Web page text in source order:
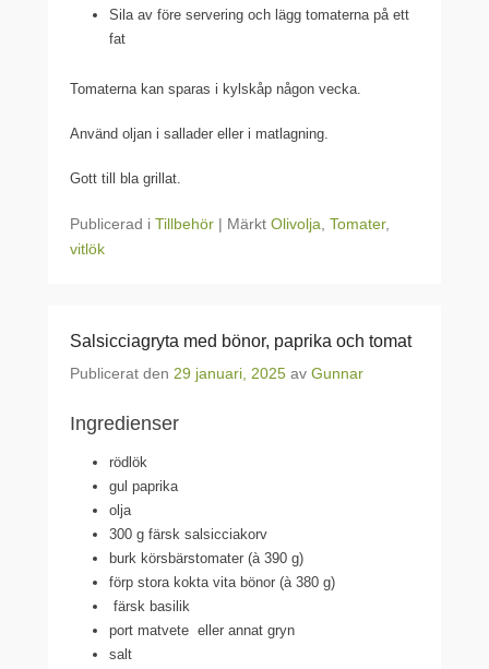
Sila av före servering och lägg tomaterna på ett
fat
Tomaterna kan sparas i kylskåp någon vecka.
Använd oljan i sallader eller i matlagning.
Gott till bla grillat.
Publicerad i Tillbehör | Märkt Olivolja Tomater,
vitlök
Salsicciagryta med bönor, paprika och tomat
Publicerat den 29 januari, 2025 av Gunnar
Ingredienser
rödlök
gul paprika
olja
300 g färsk salsicciakorv
burk körsbärstomater (à 390 g)
förp stora kokta vita bönor (à 380 g)
färsk basilik
port matvete eller annat gryn
salt